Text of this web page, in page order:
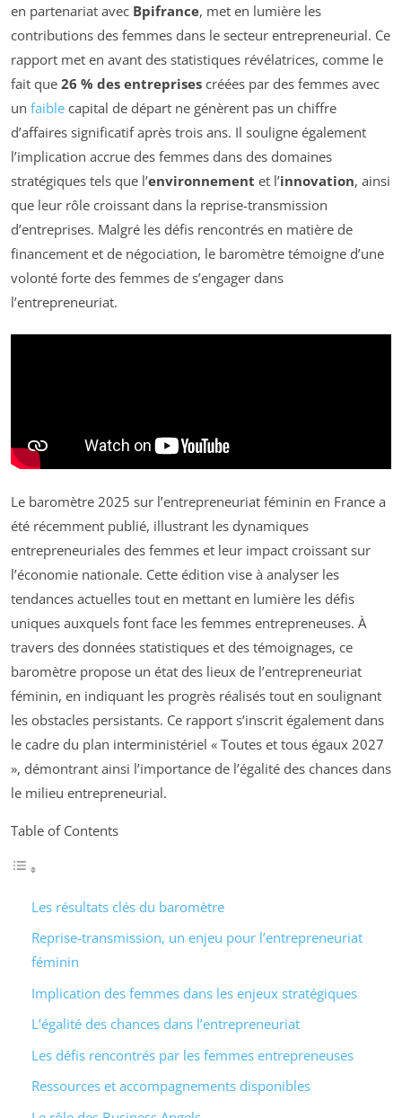
en partenariat avec Bpifrance, met en lumière les
contributions des femmes dans le secteur entrepreneurial. Ce
rapport met en avant des statistiques révélatrices, comme le
fait que 26 % des entreprises créées par des femmes avec
un faible capital de départ ne génèrent pas un chiffre
d’affaires significatif après trois ans. Il souligne également
l’implication accrue des femmes dans des domaines
stratégiques tels que l’environnement et l’innovation, ainsi
que leur rôle croissant dans la reprise-transmission
d’entreprises. Malgré les défis rencontrés en matière de
financement et de négociation, le baromètre témoigne d’une
volonté forte des femmes de s’engager dans
l’entrepreneuriat.
Le baromètre 2025 sur l’entrepreneuriat féminin en France a
été récemment publié, illustrant les dynamiques
entrepreneuriales des femmes et leur impact croissant sur
l’économie nationale. Cette édition vise à analyser les
tendances actuelles tout en mettant en lumière les défis
uniques auxquels font face les femmes entrepreneuses. À
travers des données statistiques et des témoignages, ce
baromètre propose un état des lieux de l’entrepreneuriat
féminin, en indiquant les progrès réalisés tout en soulignant
les obstacles persistants. Ce rapport s’inscrit également dans
le cadre du plan interministériel « Toutes et tous égaux 2027
», démontrant ainsi l’importance de l’égalité des chances dans
le milieu entrepreneurial.
Table of Contents
Les résultats clés du baromètre
Reprise-transmission, un enjeu pour l’entrepreneuriat
féminin
Implication des femmes dans les enjeux stratégiques
L’égalité des chances dans l’entrepreneuriat
Les défis rencontrés par les femmes entrepreneuses
Ressources et accompagnements disponibles